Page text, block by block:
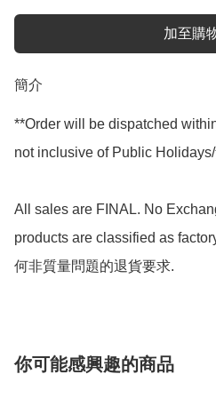
加至購
簡介
**Order will be dispatched
not inclusive of Public
All sales are FINAL. No
products are classified as
何非質量問題的退貨要求.
你可能感興趣的商品